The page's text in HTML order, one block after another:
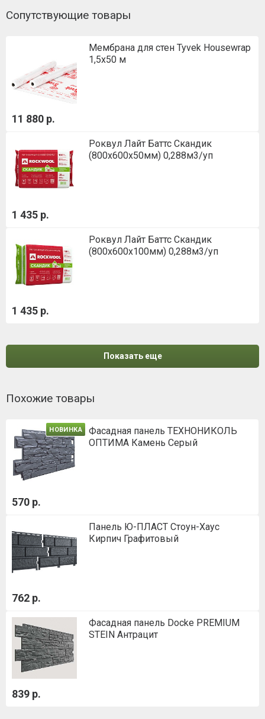
Сопутствующие товары
Мембрана для стен Tyvek Housewrap
1,5х50 м
11 880 р.
Роквул Лайт Баттс Скандик
(800х600х50мм) 0,288м3/уп
1 435 р.
Роквул Лайт Баттс Скандик
(800х600х100мм) 0,288м3/уп
1 435 р.
Показать еще
Похожие товары
НОВИНКА
Фасадная панель ТЕХНОНИКОЛЬ
ОПТИМА Камень Серый
570 р.
Панель Ю-ПЛАСТ Стоун-Хаус
Кирпич Графитовый
762 р.
Фасадная панель Docke PREMIUM
STEIN Антрацит
839 р.